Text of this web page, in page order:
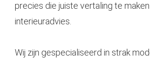
precies die juiste vertaling te
interieuradvies.
Wij zijn gespecialiseerd in strak